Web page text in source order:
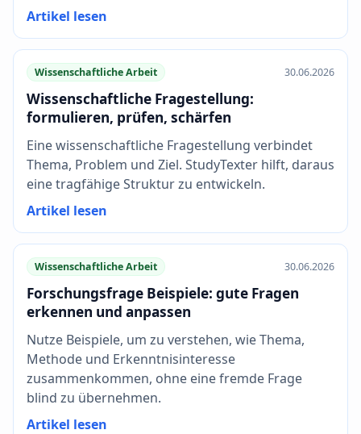
Artikel lesen
Wissenschaftliche Arbeit 30.06.2026
Wissenschaftliche Fragestellung:
formulieren, prüfen, schärfen
Eine wissenschaftliche Fragestellung verbindet
Thema, Problem und Ziel. StudyTexter hilft, daraus
eine tragfähige Struktur zu entwickeln.
Artikel lesen
Wissenschaftliche Arbeit 30.06.2026
Forschungsfrage Beispiele: gute Fragen
erkennen und anpassen
Nutze Beispiele, um zu verstehen, wie Thema,
Methode und Erkenntnisinteresse
zusammenkommen, ohne eine fremde Frage
blind zu übernehmen.
Artikel lesen